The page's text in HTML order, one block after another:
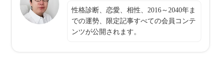
性格診断、恋愛、相性、2016～2040年ま
での運勢、限定記事すべての会員コンテ
ンツが公開されます。